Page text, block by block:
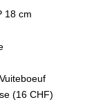
18 cm
(16 CHF)